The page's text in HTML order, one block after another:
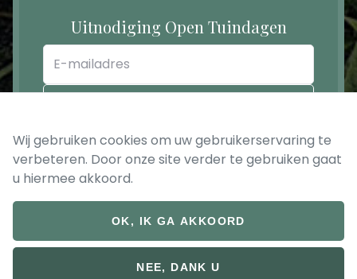
Uitnodiging Open Tuindagen
E-
mailadres
© 2026 Bruckeveld
Wij gebruiken cookies om uw gebruikerservaring te
verbeteren. Door onze site verder te gebruiken gaat
u hiermee akkoord.
OK, IK GA AKKOORD
NEE, DANK U